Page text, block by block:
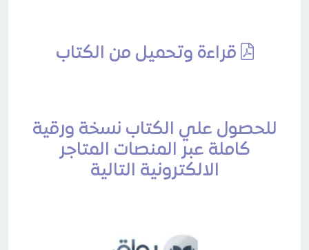
قراءة وتحميل من الكتاب
للحصول علي الكتاب نسخة ورقية
كاملة عبر المنصات المتاجر
الالكترونية التالية